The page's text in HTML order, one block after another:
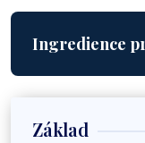
Ingredience
Základ